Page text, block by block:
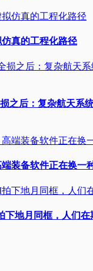
真的工程化路径
之后：复杂航天系
装备软件正在换一
下地月同框，人们在